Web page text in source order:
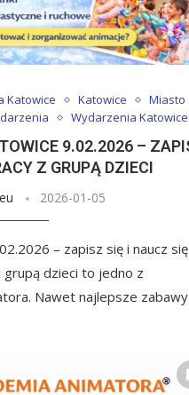
Katowice Katowice
Miasto
Wydarzenia Katowice
9.02.2026 –
Z GRUPĄ DZIECI
2026-01-05
– zapisz się i naucz się
dzieci to jedno z
Nawet najlepsze